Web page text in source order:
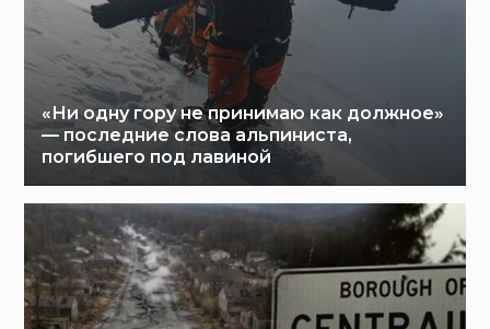
«Ни одну гору не принимаю как должное»
— последние слова альпиниста,
погибшего под лавиной